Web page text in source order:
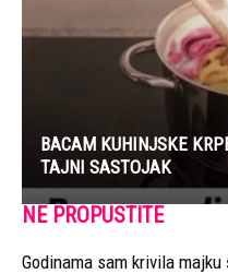
BACAM KUHINJSKE
TAJNI SASTOJAK
NE PROPUSTITE
Godinama sam krivila